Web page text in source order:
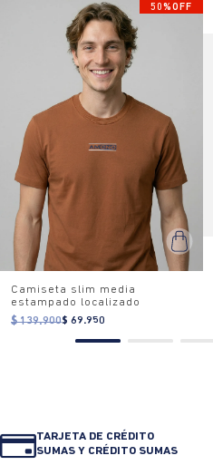
50%OFF
Camiseta slim media
estampado localizado
$ 139.900$ 69.950
TARJETA DE CRÉDITO
SUMAS Y CRÉDITO SUMAS